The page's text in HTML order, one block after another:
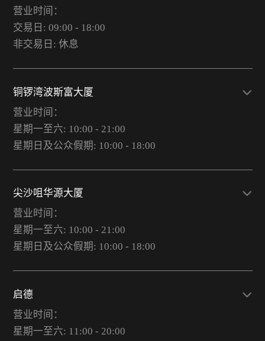
营业时间：
交易日: 09:00 - 18:00
非交易日: 休息
铜锣湾波斯富大厦
营业时间：
星期一至六: 10:00 - 21:00
星期日及公众假期: 10:00 - 18:00
尖沙咀华源大厦
营业时间：
星期一至六: 10:00 - 21:00
星期日及公众假期: 10:00 - 18:00
启德
营业时间：
星期一至六: 11:00 - 20:00